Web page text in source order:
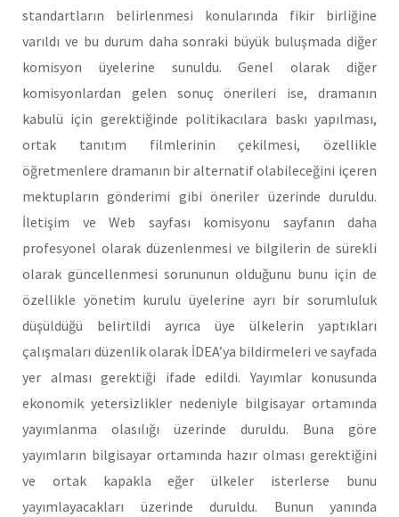
standartların belirlenmesi konularında fikir birliğine
varıldı ve bu durum daha sonraki büyük buluşmada diğer
komisyon üyelerine sunuldu. Genel olarak diğer
komisyonlardan gelen sonuç önerileri ise, dramanın
kabulü için gerektiğinde politikacılara baskı yapılması,
ortak tanıtım filmlerinin çekilmesi, özellikle
öğretmenlere dramanın bir alternatif olabileceğini içeren
mektupların gönderimi gibi öneriler üzerinde duruldu.
İletişim ve Web sayfası komisyonu sayfanın daha
profesyonel olarak düzenlenmesi ve bilgilerin de sürekli
olarak güncellenmesi sorununun olduğunu bunu için de
özellikle yönetim kurulu üyelerine ayrı bir sorumluluk
düşüldüğü belirtildi ayrıca üye ülkelerin yaptıkları
çalışmaları düzenlik olarak İDEA’ya bildirmeleri ve sayfada
yer alması gerektiği ifade edildi. Yayımlar konusunda
ekonomik yetersizlikler nedeniyle bilgisayar ortamında
yayımlanma olasılığı üzerinde duruldu. Buna göre
yayımların bilgisayar ortamında hazır olması gerektiğini
ve ortak kapakla eğer ülkeler isterlerse bunu
yayımlayacakları üzerinde duruldu. Bunun yanında